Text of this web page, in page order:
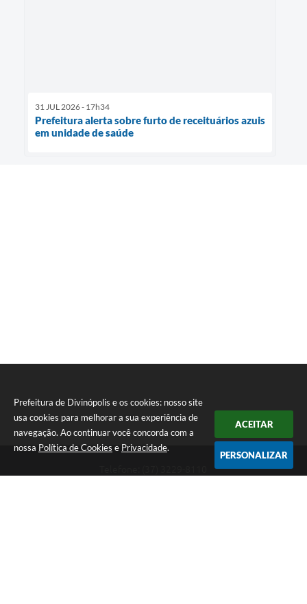
Prefeitura de Divinópolis e os cookies: nosso site
usa cookies para melhorar a sua experiência de
navegação. Ao continuar você concorda com a
nossa Política de Cookies e Privacidade.
ACEITAR
PERSONALIZAR
31 JUL 2026 - 17h34
Prefeitura alerta sobre furto de receituários azuis
em unidade de saúde